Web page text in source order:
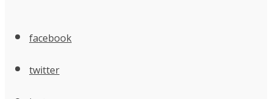
facebook
twitter